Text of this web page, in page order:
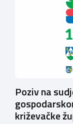
3).Kotizacija
mesa divljači, […]
Poziv na
križevačke